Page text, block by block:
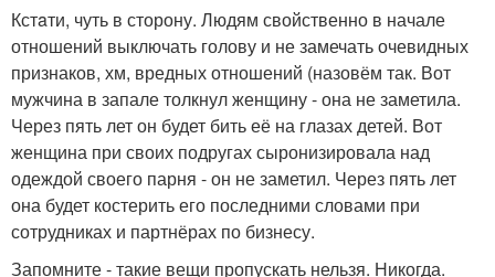
Кстaти, чуть в сторону. Людям свойственно в начале
отношений выключать голову и не замечать очевидных
признаков, хм, вредных отношений (назовём так. Вот
мужчина в запале толкнул женщину - она не заметила.
Через пять лет он будет бить её на глазах детей. Вот
женщина при своих подругах сыронизировала над
одеждой своего парня - он не заметил. Через пять лет
она будет костерить его последними словами при
сотрудниках и партнёрах по бизнесу.
Запомните - такие вещи пропускать нельзя. Никогда.